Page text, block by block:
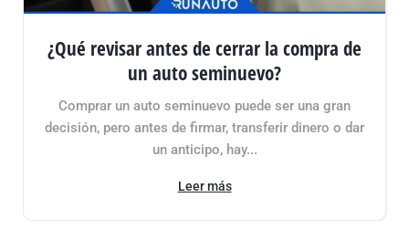
¿Qué revisar antes de cerrar la compra de
un auto seminuevo?
Comprar un auto seminuevo puede ser una gran
decisión, pero antes de firmar, transferir dinero o dar
un anticipo, hay...
Leer más